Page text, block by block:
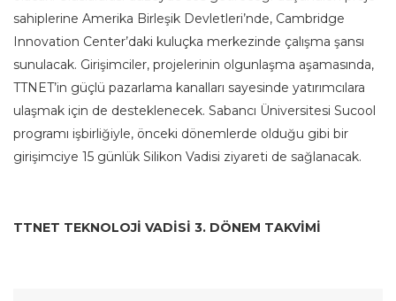
sahiplerine Amerika Birleşik Devletleri’nde, Cambridge
Innovation Center’daki kuluçka merkezinde çalışma şansı
sunulacak. Girişimciler, projelerinin olgunlaşma aşamasında,
TTNET’in güçlü pazarlama kanalları sayesinde yatırımcılara
ulaşmak için de desteklenecek. Sabancı Üniversitesi Sucool
programı işbirliğiyle, önceki dönemlerde olduğu gibi bir
girişimciye 15 günlük Silikon Vadisi ziyareti de sağlanacak.
TTNET TEKNOLOJİ VADİSİ 3. DÖNEM TAKVİMİ